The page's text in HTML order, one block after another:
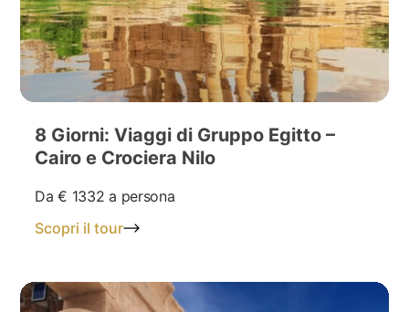
8 Giorni: Viaggi di Gruppo Egitto –
Cairo e Crociera Nilo
Da€ 1332 a persona
Scopri il tour